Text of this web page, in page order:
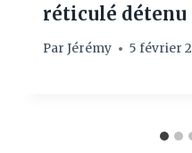
réticulé
Par Jérémy 5 février